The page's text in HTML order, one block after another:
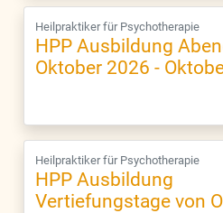
Heilpraktiker für Psychotherapie
HPP Ausbildung
Oktober 2026 -
Heilpraktiker für Psychotherapie
HPP Ausbildung
Vertiefungstage von